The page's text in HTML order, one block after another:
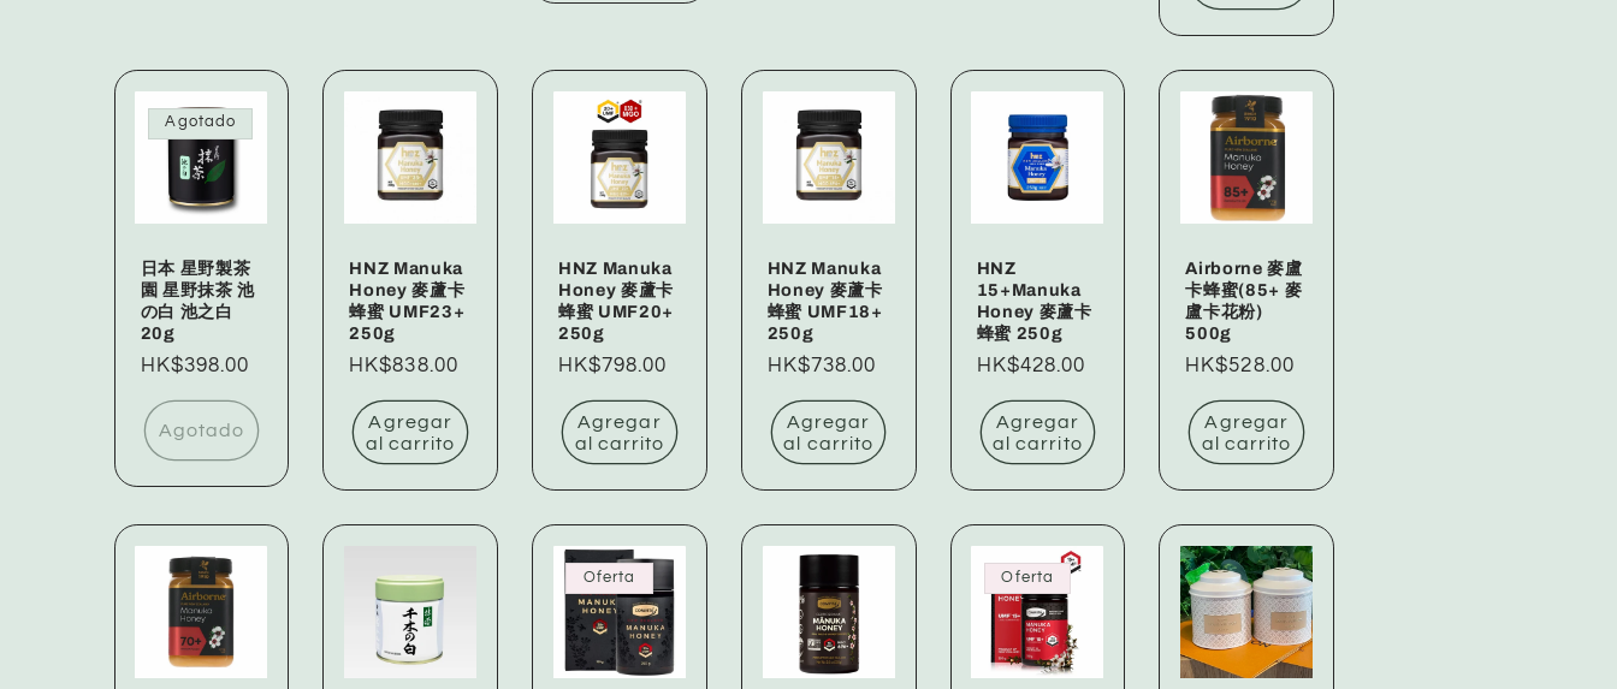
Agotado
日本 星野製茶
園 星野抹茶 池
の白 池之白
20g
Precio
HK$398.00
Agotado
HNZ Manuka
Honey 麥蘆卡
蜂蜜 UMF23+
250g
Precio
habitual
HK$838.00
Agregar
al carrito
HNZ Manuka
Honey 麥蘆卡
蜂蜜 UMF20+
250g
Precio
habitual
HK$798.00
Agregar
al carrito
HNZ Manuka
Honey 麥蘆卡
蜂蜜 UMF18+
250g
Precio
habitual
HK$738.00
Agregar
al carrito
HNZ
15+Manuka
Honey 麥蘆卡
蜂蜜 250g
Precio
habitual
HK$428.00
Agregar
al carrito
Airborne 麥盧
卡蜂蜜(85+ 麥
盧卡花粉)
500g
Precio
habitual
HK$528.00
Agregar
al carrito
Oferta Oferta